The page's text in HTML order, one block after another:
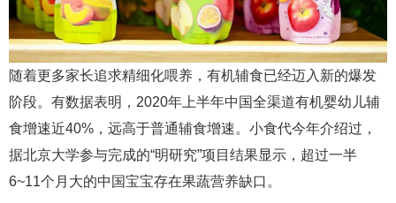
随着更多家长追求精细化喂养，有机辅食已经迈入新的爆发
阶段。有数据表明，2020年上半年中国全渠道有机婴幼儿辅
食增速近40%，远高于普通辅食增速。小食代今年介绍过，
据北京大学参与完成的“明研究”项目结果显示，超过一半
6~11个月大的中国宝宝存在果蔬营养缺口。